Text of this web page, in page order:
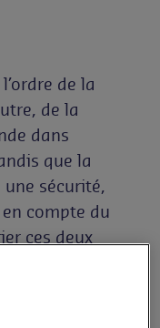
de la
de la
dans
que la
sécurité,
compte du
ces deux